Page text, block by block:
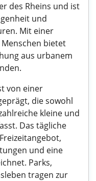
des Rheins und ist
und
Mit einer
bietet
aus urbanem
von einer
die sowohl
kleine und
Das tägliche
und eine
Parks,
tragen zur